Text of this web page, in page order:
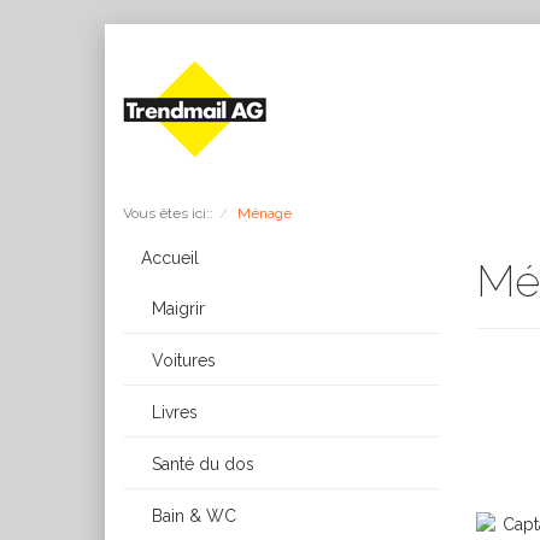
Vous êtes ici:: Ménage
Accueil
Maigrir
Voitures
Livres
Santé du dos
Bain & WC